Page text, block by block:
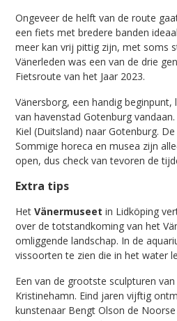
Ongeveer de helft van de route
een fiets met bredere banden
meer kan vrij pittig zijn, met soms
Vänerleden was een van de drie
Fietsroute van het Jaar 2023.
Vänersborg, een handig
van havenstad Gotenburg
Kiel (Duitsland) naar Gotenburg.
Sommige horeca en musea zijn
open, dus check van tevoren de
Extra tips
HetVänermuseetin Lidköping
over de totstand­koming van het
omliggende landschap. In de
vissoorten te zien die in het water
Een van de grootste sculpturen van ­
Kristinehamn. Eind jaren vijftig
kunstenaar Bengt Olson de